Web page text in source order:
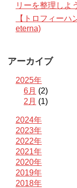
リーを整理しよ
【トロフィー
eterna)
アーカイブ
2025年
6月 (2)
2月 (1)
2024年
2023年
2022年
2021年
2020年
2019年
2018年